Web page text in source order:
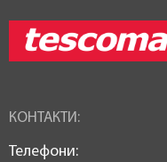
КОНТАКТИ:
Телефони: